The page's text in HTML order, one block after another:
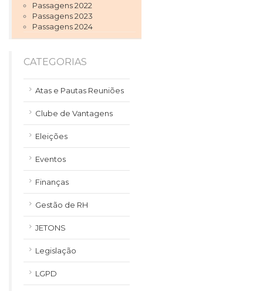
Passagens 2022
Passagens 2023
Passagens 2024
CATEGORIAS
Atas e Pautas Reuniões
Clube de Vantagens
Eleições
Eventos
Finanças
Gestão de RH
JETONS
Legislação
LGPD